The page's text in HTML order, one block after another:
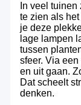
In veel
te zien als
je deze
lage lampen
tussen
sfeer. Via
en uit gaan.
Dat scheelt
denken.